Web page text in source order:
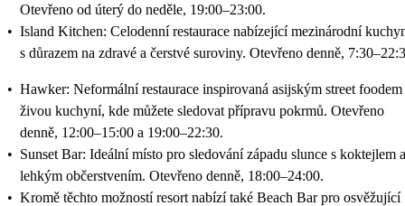
Otevřeno od úterý do neděle, 19:00–23:00.
• Island Kitchen: Celodenní restaurace nabízející mezinárodní
s důrazem na zdravé a čerstvé suroviny. Otevřeno denně,
• Hawker: Neformální restaurace inspirovaná asijským street foodem
živou kuchyní, kde můžete sledovat přípravu pokrmů. Otevřeno
denně, 12:00–15:00 a 19:00–22:30.
• Sunset Bar: Ideální místo pro sledování západu slunce s koktejlem a
lehkým občerstvením. Otevřeno denně, 18:00–24:00.
• Kromě těchto možností resort nabízí také Beach Bar pro osvěžující